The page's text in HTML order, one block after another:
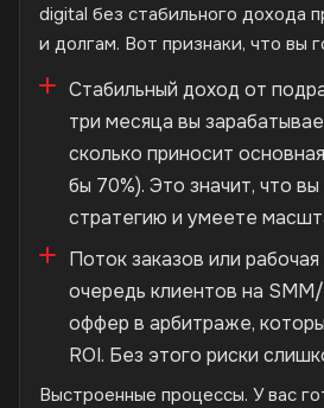
digital без стабильного дохода
и долгам. Вот признаки, что вы
Стабильный доход от
три месяца вы
сколько приносит
бы 70%). Это значит, что
стратегию и умеете
Поток заказов или рабочая
очередь клиентов на
оффер в арбитраже,
ROI. Без этого риски
Выстроенные процессы. У вас